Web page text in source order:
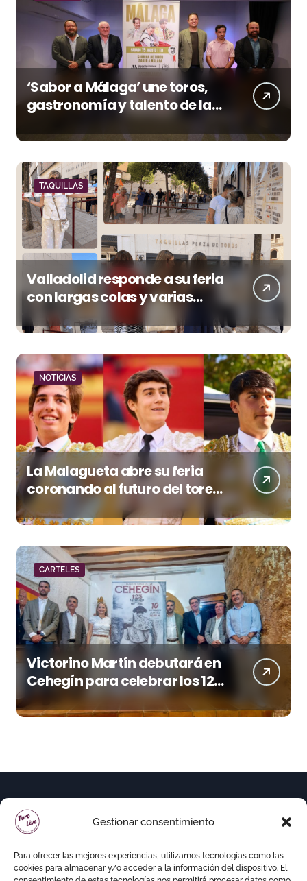
Gestionar consentimiento
Para ofrecer las mejores experiencias, utilizamos tecnologías como las
cookies para almacenar y/o acceder a la información del dispositivo. El
‘Sabor a Málaga’ une toros,
gastronomía y talento de la
tierra en La Malagueta
TAQUILLAS
Valladolid responde a su feria
con largas colas y varias
NOTICIAS
La Malagueta abre su feria
coronando al futuro del toreo
andaluz
CARTELES
Victorino Martín debutará en
Cehegín para celebrar los 125
años de su plaza